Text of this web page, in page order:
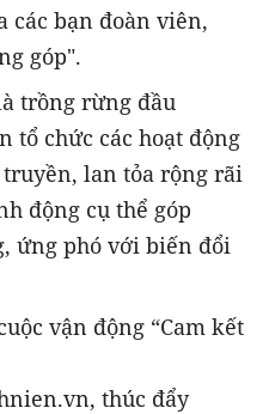
các bạn đoàn viên,
góp".
trồng rừng đầu
tổ chức các hoạt động
lan tỏa rộng rãi
động cụ thể góp
ứng phó với biến đổi
vận động “Cam kết
thúc đẩy